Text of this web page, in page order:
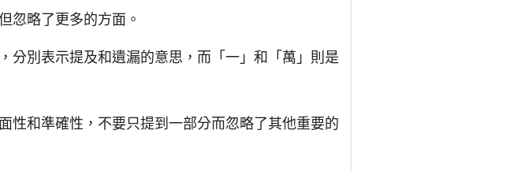
忽略了更多的方面。
分別表示提及和遺漏的意思，而「一」和「萬」則是
性和準確性，不要只提到一部分而忽略了其他重要的